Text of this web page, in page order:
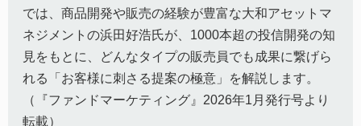
では、商品開発や販売の経験が豊富な大和アセットマ
ネジメントの浜田好浩氏が、1000本超の投信開発の知
見をもとに、どんなタイプの販売員でも成果に繋げら
れる「お客様に刺さる提案の極意」を解説します。
（『ファンドマーケティング』2026年1月発行号より
転載）